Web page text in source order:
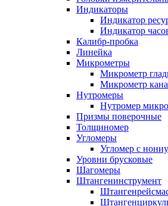
Индикаторы
Индикатор
Индикатор
Калибр-пробка
Линейка
Микрометры
Микрометр
Микрометр
Нутромеры
Нутромер
Призмы поверочные
Толщиномер
Угломеры
Угломер с
Уровни брусковые
Шагомеры
Штангенинструмент